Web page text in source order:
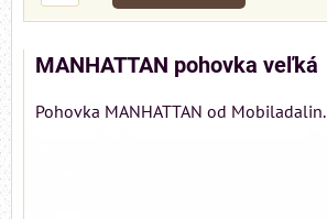
MANHATTAN pohovka veľká
Pohovka MANHATTAN od Mobiladalin.